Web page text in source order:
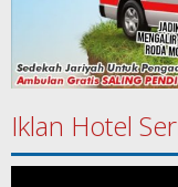
Iklan Hotel